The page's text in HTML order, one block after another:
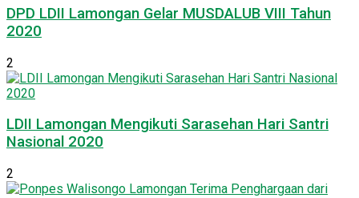
DPD LDII Lamongan Gelar MUSDALUB VIII Tahun
2020
2
LDII Lamongan Mengikuti Sarasehan Hari Santri
Nasional 2020
2